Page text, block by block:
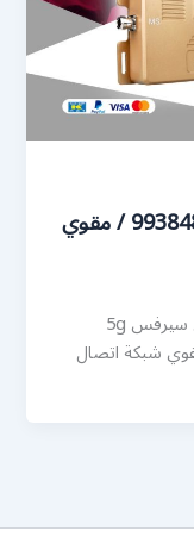
رقم مقوي شبكة 5g الفيحاء / 99384888 / مقوي
رقم مقوي شبكة 5g الفيحاء الكويت مقوي سيرفس 5g
شبكة اتصال